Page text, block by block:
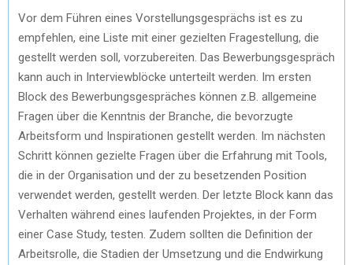
Vor dem Führen eines Vorstellungsgesprächs ist es zu
empfehlen, eine Liste mit einer gezielten Fragestellung, die
gestellt werden soll, vorzubereiten. Das Bewerbungsgespräch
kann auch in Interviewblöcke unterteilt werden. Im ersten
Block des Bewerbungsgespräches können z.B. allgemeine
Fragen über die Kenntnis der Branche, die bevorzugte
Arbeitsform und Inspirationen gestellt werden. Im nächsten
Schritt können gezielte Fragen über die Erfahrung mit Tools,
die in der Organisation und der zu besetzenden Position
verwendet werden, gestellt werden. Der letzte Block kann das
Verhalten während eines laufenden Projektes, in der Form
einer Case Study, testen. Zudem sollten die Definition der
Arbeitsrolle, die Stadien der Umsetzung und die Endwirkung